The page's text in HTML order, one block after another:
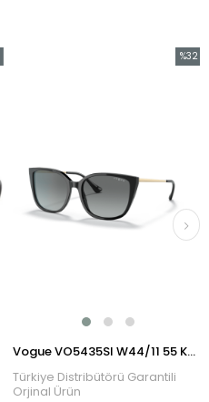
Vogue VO5435SI W44/11 55 Kadın Güneş Gözlüğü
Türkiye Distribütörü Garantili
Orjinal Ürün
%32